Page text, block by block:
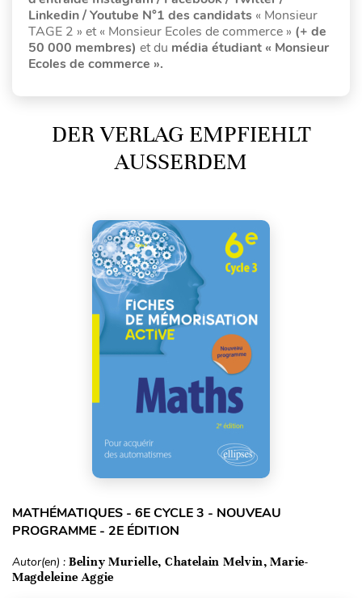
Linkedin / Youtube N°1 des candidats « Monsieur
TAGE 2 » et « Monsieur Ecoles de commerce » (+ de
50 000 membres) et du média étudiant « Monsieur
Ecoles de commerce ».
DER VERLAG EMPFIEHLT
AUSSERDEM
MATHÉMATIQUES - 6E CYCLE 3 - NOUVEAU
PROGRAMME - 2E ÉDITION
Autor(en) : Beliny Murielle, Chatelain Melvin, Marie-
Magdeleine Aggie